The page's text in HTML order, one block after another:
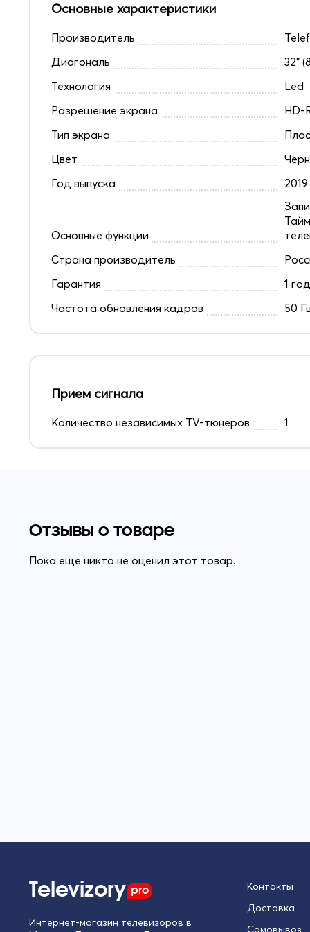
Основные характеристики
Производитель
Диагональ
32"
Технология
Led
Разрешение экрана
HD-
Тип экрана
Цвет
Год выпуска
2019
Основные функции
Страна производитель
Гарантия
1 год
Частота обновления кадров
50
Прием сигнала
Количество независимых TV-тюнеров 1
Отзывы о товаре
Пока еще никто не оценил этот товар.
Televizory pro
Интернет-магазин телевизоров в
Контакты
Доставка
Самовывоз